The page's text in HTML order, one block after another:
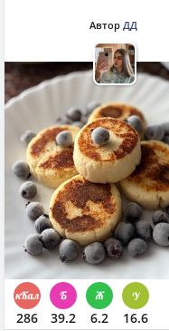
Автор ДД
286 39.2 6.2 16.6